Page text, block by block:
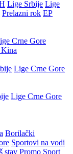
Lige Srbije Lige
Prelazni rok EP
Crne Gore
Kina
Lige Crne Gore
Lige Crne Gore
Borilački
Sportovi na vodi
stav Promo Sport